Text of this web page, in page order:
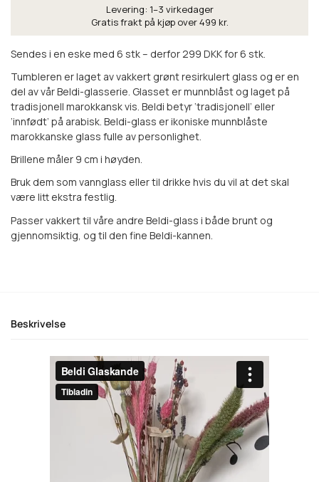
Levering: 1–3 virkedager
Gratis frakt på kjøp over 499 kr.
Sendes i en eske med 6 stk – derfor 299 DKK for 6 stk.
Tumbleren er laget av vakkert grønt resirkulert glass og er en
del av vår Beldi-glasserie. Glasset er munnblåst og laget på
tradisjonell marokkansk vis. Beldi betyr ‘tradisjonell’ eller
‘innfødt’ på arabisk. Beldi-glass er ikoniske munnblåste
marokkanske glass fulle av personlighet.
Brillene måler 9 cm i høyden.
Bruk dem som vannglass eller til drikke hvis du vil at det skal
være litt ekstra festlig.
Passer vakkert til våre andre Beldi-glass i både brunt og
gjennomsiktig, og til den fine Beldi-kannen.
Beskrivelse